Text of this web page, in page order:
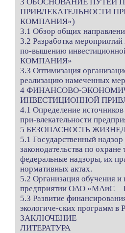
ПРИВЛЕКАТЕЛЬНОСТИ
КОМПАНИЯ»)
3.1 Обзор общих
3.2 Разработка
по-вышению
КОМПАНИЯ»
3.3 Оптимизация
реализацию намеченных
4 ФИНАНСОВО-
ИНВЕСТИЦИОННОЙ
4.1 Определение
при-влекательности
5 БЕЗОПАСНОСТЬ
5.1 Государственный
законодательства по
федеральные надзоры, их
нормативных актах.
5.2 Организация обучения и
предприятии ОАО «МАиС
5.3 Развитие
экологиче-ских программ в
ЗАКЛЮЧЕНИЕ
ЛИТЕРАТУРА